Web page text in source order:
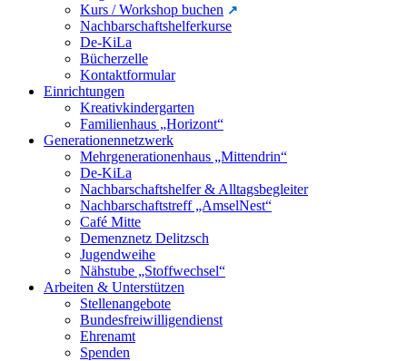
Kurs / Workshop buchen
Nachbarschaftshelferkurse
De-KiLa
Bücherzelle
Kontaktformular
Einrichtungen
Kreativkindergarten
Familienhaus „Horizont“
Generationennetzwerk
Mehrgenerationenhaus „Mittendrin“
De-KiLa
Nachbarschaftshelfer & Alltagsbegleiter
Nachbarschaftstreff „AmselNest“
Café Mitte
Demenznetz Delitzsch
Jugendweihe
Nähstube „Stoffwechsel“
Arbeiten & Unterstützen
Stellenangebote
Bundesfreiwilligendienst
Ehrenamt
Spenden